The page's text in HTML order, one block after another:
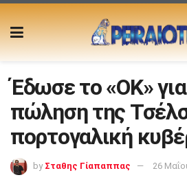
Έδωσε το «ΟΚ»
πώληση της
πορτογαλική
by Σταθης Γίαπαππας 26